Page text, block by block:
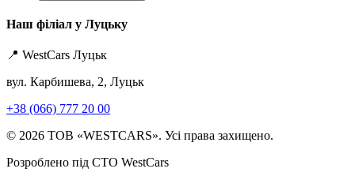
Наш філіал у Луцьку
📍 WestCars Луцьк
вул. Карбишева, 2, Луцьк
+38 (066) 777 20 00
© 2026 ТОВ «WESTCARS». Усі права захищено.
Розроблено під СТО WestCars